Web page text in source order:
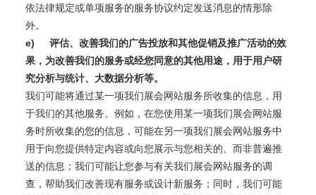
依法律规定或单项服务的服务协议约定发送消息的情形除
外。
e)
评估、改善我们的广告投放和其他促销及推广活动的效
果，为改善我们的服务或经您同意的其他用途，用于用户研
究分析与统计、大数据分析等。
我们可能将通过某一项我们展会网站服务所收集的信息，用
于我们的其他服务。例如，在您使用某一项我们展会网站服
务时所收集的您的信息，可能在另一项我们展会网站服务中
用于向您提供特定内容或向您展示与您相关的、而非普遍推
送的信息；我们可能让您参与有关我们展会网站服务的调
查，帮助我们改善现有服务或设计新服务；同时，我们可能